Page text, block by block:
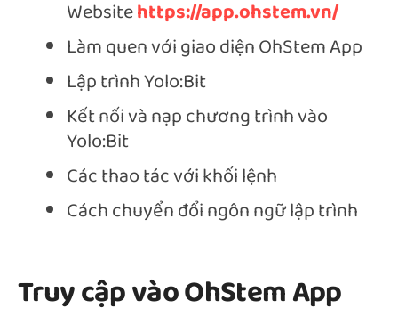
Websitehttps://app.ohstem.vn/
Làm quen với giao diện OhStem App
Lập trình Yolo:Bit
Kết nối và nạp chương trình vào
Yolo:Bit
Các thao tác với khối lệnh
Cách chuyển đổi ngôn ngữ lập trình
Truy cập vào OhStem App